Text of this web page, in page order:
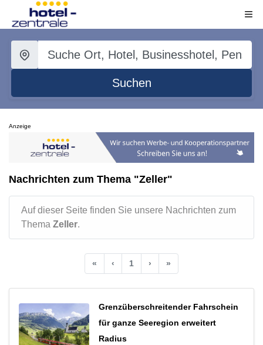
Suchen
Anzeige
Nachrichten zum Thema "Zeller"
Auf dieser Seite finden Sie unsere Nachrichten zum
Thema Zeller.
« ‹ 1 › »
Grenzüberschreitender Fahrschein
für ganze Seeregion erweitert
Radius